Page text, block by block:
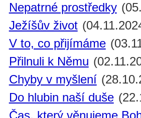
Nepatrné prostředky
Ježíšův život
V to, co přijímáme
Přilnuli k Němu
Chyby v myšlení
Do hlubin naší duše